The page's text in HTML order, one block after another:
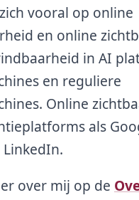
vooral op online
en online
in AI
en reguliere
Online
als
over mij op de